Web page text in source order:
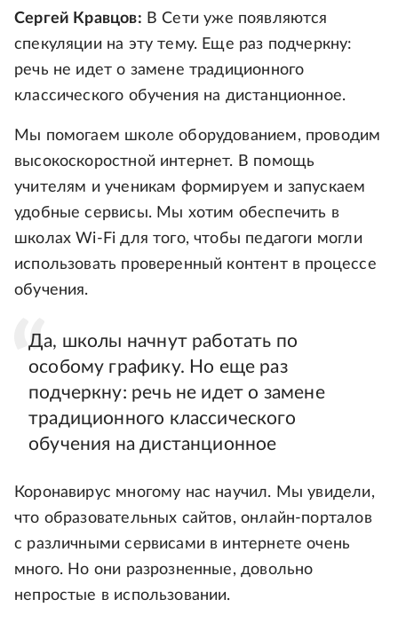
Сергей Кравцов: В Сети уже появляются
спекуляции на эту тему. Еще раз подчеркну:
речь не идет о замене традиционного
классического обучения на дистанционное.
Мы помогаем школе оборудованием, проводим
высокоскоростной интернет. В помощь
учителям и ученикам формируем и запускаем
удобные сервисы. Мы хотим обеспечить в
школах Wi-Fi для того, чтобы педагоги могли
использовать проверенный контент в процессе
обучения.
Да, школы начнут работать по
особому графику. Но еще раз
подчеркну: речь не идет о замене
традиционного классического
обучения на дистанционное
Коронавирус многому нас научил. Мы увидели,
что образовательных сайтов, онлайн-порталов
с различными сервисами в интернете очень
много. Но они разрозненные, довольно
непростые в использовании.